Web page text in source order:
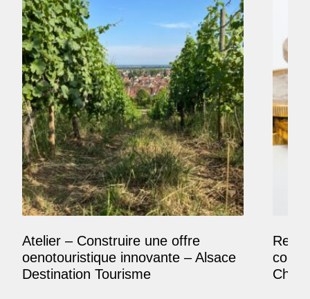
Atelier – Construire une offre
oenotouristique innovante – Alsace
Destination Tourisme